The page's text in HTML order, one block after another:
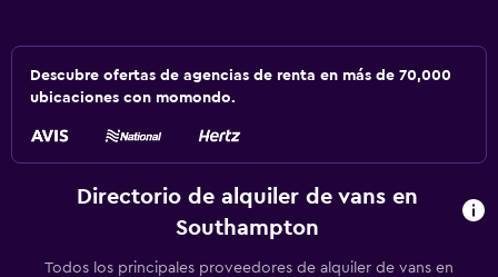
Descubre ofertas de agencias de renta en más de 70,000
ubicaciones con momondo.
Directorio de alquiler de vans en
Southampton
Todos los principales proveedores de alquiler de vans en